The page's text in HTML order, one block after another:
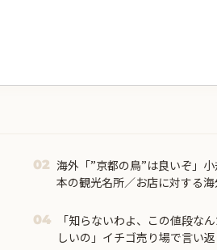
02 海外「”京都の鳥”は良いぞ」
本の観光名所／お店に対する
04
「知らないわよ、この値段な
しいの」イチゴ売り場で言い